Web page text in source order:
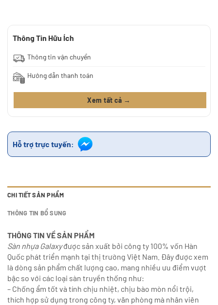
Thông Tin Hữu Ích
Thông tin vận chuyển
Hướng dẫn thanh toán
Xem tất cả →
Hỗ trợ trực tuyến:
CHI TIẾT SẢN PHẨM
THÔNG TIN BỔ SUNG
THÔNG TIN VỀ SẢN PHẨM
Sàn nhựa Galaxyđược sản xuất bởi công ty 100% vốn Hàn
Quốc phát triển mạnh tại thị trường Việt Nam. Đây được xem
là dòng sản phẩm chất lượng cao, mang nhiều ưu điểm vượt
bậc so với các loại sàn truyền thống như:
– Chống ẩm tốt và tính chịu nhiệt, chịu bào mòn nổi trội,
thích hợp sử dụng trong công ty, văn phòng mà nhân viên